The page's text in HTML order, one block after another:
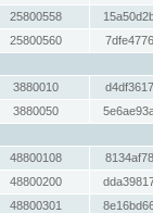
25800558
25800560
3880010
3880050
48800108
48800200
48800301